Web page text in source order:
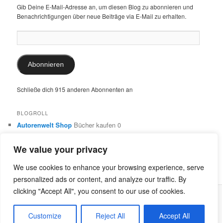
We value your privacy
We use cookies to enhance your browsing experience, serve
personalized ads or content, and analyze our traffic. By
clicking "Accept All", you consent to our use of cookies.
Customize Reject All Accept All
Gib Deine E-Mail-Adresse an, um diesen Blog zu abonnieren und
Benachrichtigungen über neue Beiträge via E-Mail zu erhalten.
Mail-
Adresse:
Abonnieren
Schließe dich 915 anderen Abonnenten an
BLOGROLL
Autorenwelt Shop Bücher kaufen 0
0
Dr. Ulrike SchimmingÜbersetzungen aus dem Italienischen
und Englischen 0
Stolz präsentiert von WordPress